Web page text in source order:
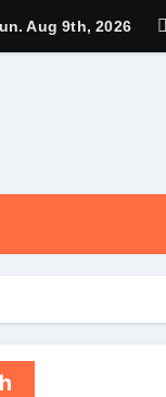
ने उत्कृष्ट बुनकरों और
Aug 9th, 2026